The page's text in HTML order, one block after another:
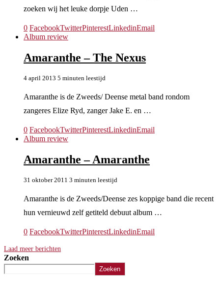
zoeken wij het leuke dorpje Uden …
0 FacebookTwitterPinterestLinkedinEmail
Album review
Amaranthe – The Nexus
4 april 2013 5 minuten leestijd
Amaranthe is de Zweeds/ Deense metal band rondom
zangeres Elize Ryd, zanger Jake E. en …
0 FacebookTwitterPinterestLinkedinEmail
Album review
Amaranthe – Amaranthe
31 oktober 2011 3 minuten leestijd
Amaranthe is de Zweeds/Deense zes koppige band die recent
hun vernieuwd zelf getiteld debuut album …
0 FacebookTwitterPinterestLinkedinEmail
Laad meer berichten
Zoeken
Zoeken